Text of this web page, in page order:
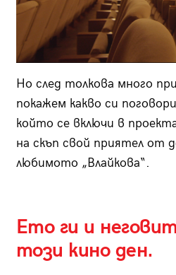
Но след толкова много
покажем какво си
който се включи в
на скъп свой приятел от
любимото „Влайкова“.
Ето ги и
този кино ден.